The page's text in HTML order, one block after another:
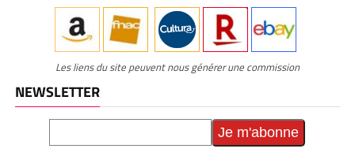
Les liens du site peuvent nous générer une commission
NEWSLETTER